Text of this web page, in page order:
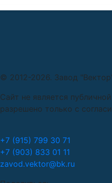
© 2012-2026. Завод
Сайт не является
разрешено только с
+7 (915) 799 30 71
+7 (903) 833 01 11
zavod.vektor@bk.ru